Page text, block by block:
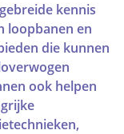
kennis
loopbanen en
die kunnen
ook helpen